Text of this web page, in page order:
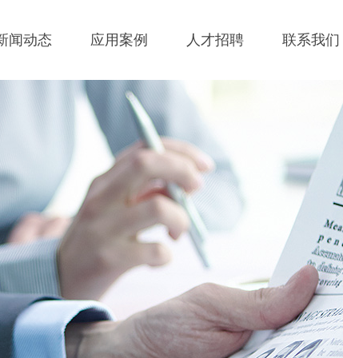
闻动态 应用案例 人才招聘 联系我们